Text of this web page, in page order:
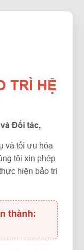
TRÌ HỆ
Đối tác,
và tối ưu hóa
tôi xin phép
hiện bảo trì
thành: